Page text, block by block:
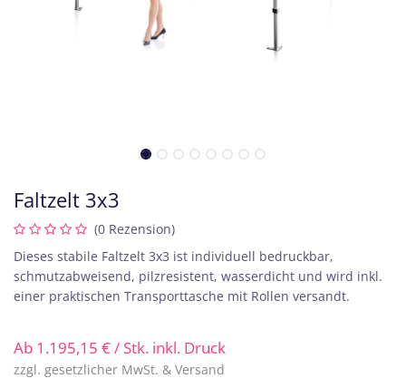
Faltzelt 3x3
(0 Rezension)
Dieses stabile Faltzelt 3x3 ist individuell bedruckbar,
schmutzabweisend, pilzresistent, wasserdicht und wird inkl.
einer praktischen Transporttasche mit Rollen versandt.
Ab 1.195,15 €/ Stk. inkl. Druck
zzgl. gesetzlicher MwSt. & Versand